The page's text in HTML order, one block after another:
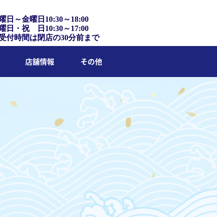
日～金曜日10:30～18:00
日・祝 日10:30～17:00
付時間は閉店の30分前まで
店舗情報 その他